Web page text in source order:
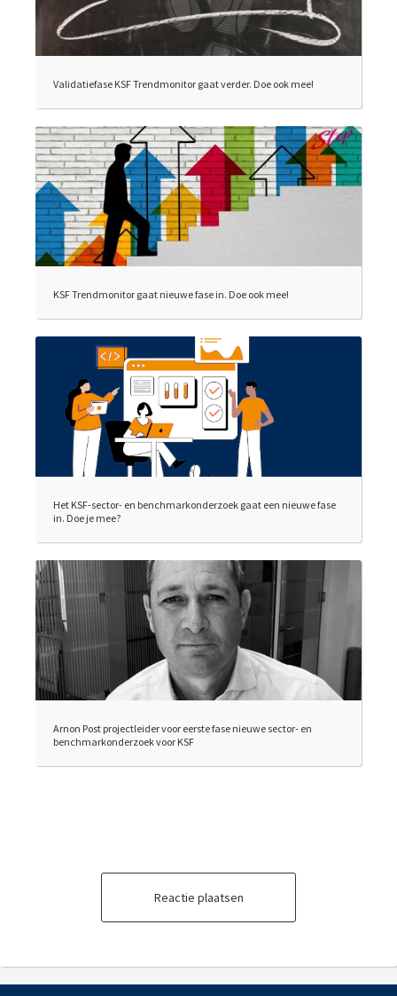
Validatiefase KSF Trendmonitor gaat verder. Doe ook mee!
KSF Trendmonitor gaat nieuwe fase in. Doe ook mee!
Het KSF-sector- en benchmarkonderzoek gaat een nieuwe fase
in. Doe je mee?
Arnon Post projectleider voor eerste fase nieuwe sector- en
benchmarkonderzoek voor KSF
Reactie plaatsen